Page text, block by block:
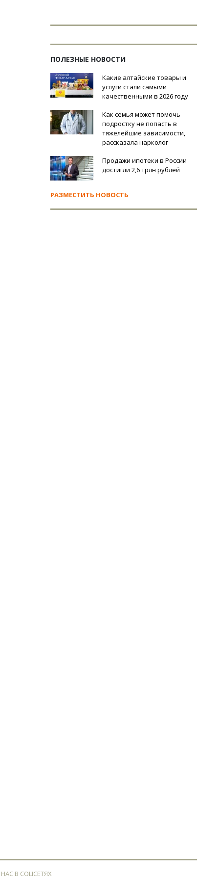
ПОЛЕЗНЫЕ НОВОСТИ
Какие алтайские товары и
услуги стали самыми
качественными в 2026 году
Как семья может помочь
подростку не попасть в
тяжелейшие зависимости,
рассказала нарколог
Продажи ипотеки в России
достигли 2,6 трлн рублей
РАЗМЕСТИТЬ НОВОСТЬ
В СОЦСЕТЯХ